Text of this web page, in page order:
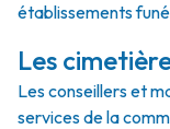
établissements
Les
Les conseillers et
services de la